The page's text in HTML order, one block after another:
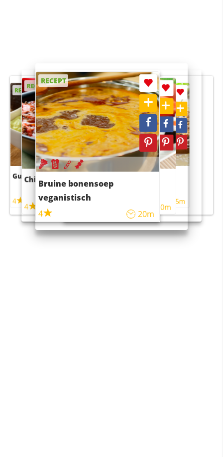
RECEPT
Guacamole
4
RECEPT
Chili con carne
4 45m
RECEPT
Bruine bonensoep
veganistisch
4
20m
RECEPT
Sushi rijstsalade
maaltijdsalade
40m
RECEPT
4 55m